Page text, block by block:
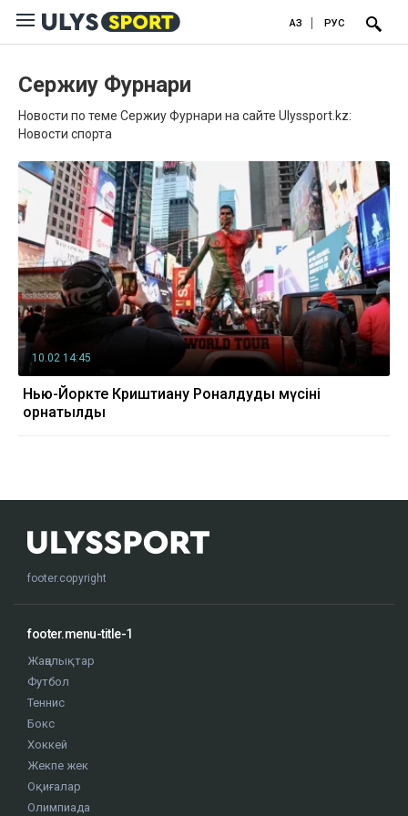
ҚАЗ РУС
Сержиу Фурнари
Новости по теме Сержиу Фурнари на сайте Ulyssport.kz:
Новости спорта
10.02 14:45
Нью-Йоркте Криштиану Роналдудың мүсіні
орнатылды
footer.copyright
footer.menu-title-1
Жаңалықтар
Футбол
Теннис
Бокс
Хоккей
Жекпе жек
Оқиғалар
Олимпиада